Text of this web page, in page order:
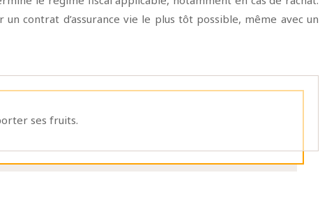
contrat d’assurance vie le plus tôt possible, même avec un
ses fruits.